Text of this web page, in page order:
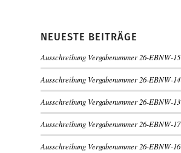
NEUESTE BEITRÄGE
Ausschreibung Vergabenummer 26-EBNW-15
Ausschreibung Vergabenummer 26-EBNW-14
Ausschreibung Vergabenummer 26-EBNW-13
Ausschreibung Vergabenummer 26-EBNW-17
Ausschreibung Vergabenummer 26-EBNW-16